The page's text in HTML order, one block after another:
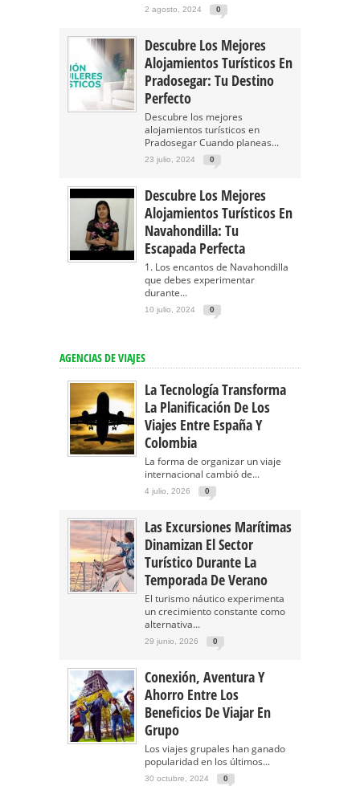
2 agosto, 2024 0
Descubre Los Mejores
Alojamientos Turísticos En
Pradosegar: Tu Destino
Perfecto
Descubre los mejores
alojamientos turísticos en
Pradosegar Cuando planeas...
23 julio, 2024 0
Descubre Los Mejores
Alojamientos Turísticos En
Navahondilla: Tu
Escapada Perfecta
1. Los encantos de Navahondilla
que debes experimentar
durante...
10 julio, 2024 0
AGENCIAS DE VIAJES
La Tecnología Transforma
La Planificación De Los
Viajes Entre España Y
Colombia
La forma de organizar un viaje
internacional cambió de...
4 julio, 2026 0
Las Excursiones Marítimas
Dinamizan El Sector
Turístico Durante La
Temporada De Verano
El turismo náutico experimenta
un crecimiento constante como
alternativa...
29 junio, 2026 0
Conexión, Aventura Y
Ahorro Entre Los
Beneficios De Viajar En
Grupo
Los viajes grupales han ganado
popularidad en los últimos...
30 octubre, 2024 0